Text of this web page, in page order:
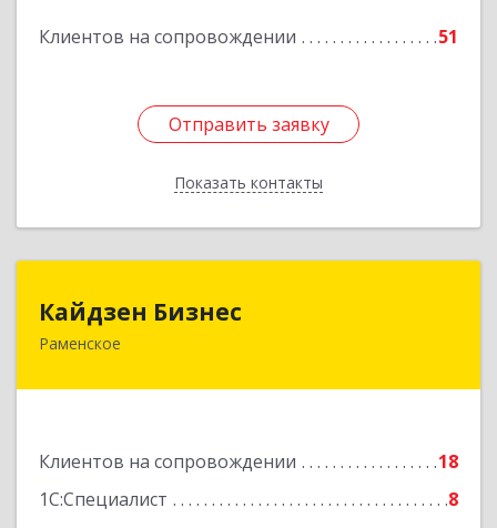
Клиентов на сопровождении 51
Отправить заявку
Показать контакты
Отправить заявку
Назад
Кайдзен Бизнес
Раменское
Клиентов на сопровождении
18
1С:Специалист
8
Подробнее